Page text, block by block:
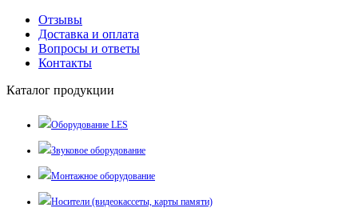
Отзывы
Доставка и оплата
Вопросы и ответы
Контакты
Каталог продукции
Оборудование LES
Звуковое оборудование
Монтажное оборудование
Носители (видеокассеты, карты памяти)